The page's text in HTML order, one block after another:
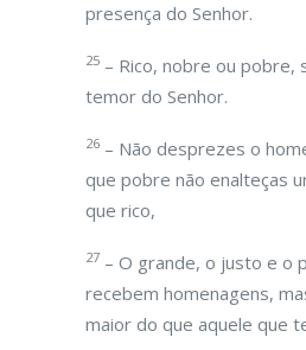
presença do Senhor.
25 – Rico, nobre ou pobre,
temor do Senhor.
26 – Não desprezes o
que pobre não enalteças
que rico,
27 – O grande, o justo e o
recebem homenagens,
maior do que aquele que